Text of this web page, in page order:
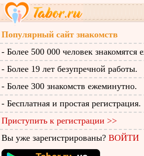
Популярный сайт знакомств
- Более 500 000 человек знакомятся
- Более 19 лет безупречной работы.
- Более 300 знакомств ежеминутно.
- Бесплатная и простая регистрация.
Приступить к регистрации >>
Вы уже зарегистрированы? ВОЙТИ